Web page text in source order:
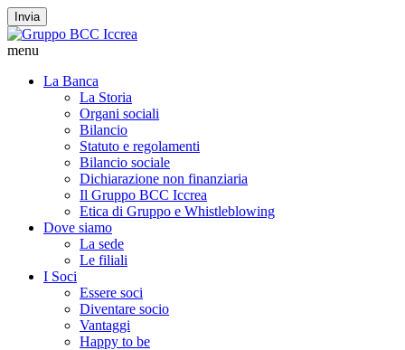
Invia
menu
La Banca
La Storia
Organi sociali
Bilancio
Statuto e regolamenti
Bilancio sociale
Dichiarazione non finanziaria
Il Gruppo BCC Iccrea
Etica di Gruppo e Whistleblowing
Dove siamo
La sede
Le filiali
I Soci
Essere soci
Diventare socio
Vantaggi
Happy to be